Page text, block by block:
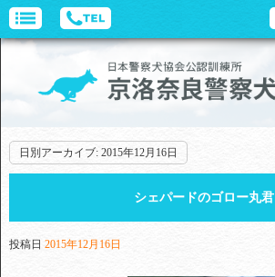
日別アーカイブ: 2015年12月16日
シェパードのゴロー丸君
投稿日 2015年12月16日